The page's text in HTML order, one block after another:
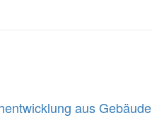
aus Gebäude